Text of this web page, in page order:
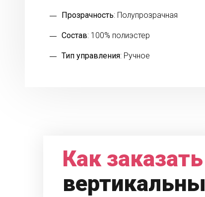
Прозрачность: Полупрозрачная
Состав: 100% полиэстер
Тип управления: Ручное
Как заказать